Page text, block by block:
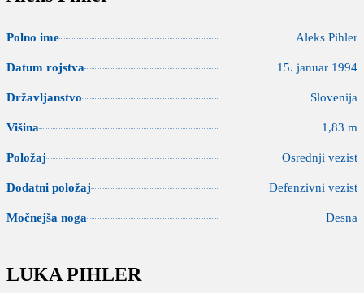
Polno ime Aleks Pihler
Datum rojstva 15. januar 1994
Državljanstvo Slovenija
Višina 1,83 m
Položaj Osrednji vezist
Dodatni položaj Defenzivni vezist
Močnejša noga Desna
LUKA PIHLER